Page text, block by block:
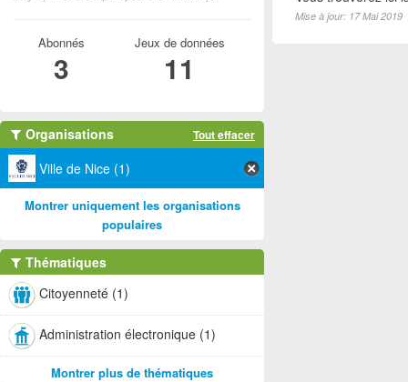
Mise à jour: 17 Mai 2019
Abonnés
3
Jeux de données
11
Organisations Tout effacer
Ville de Nice (1)
Montrer uniquement les organisations
populaires
Thématiques
Citoyenneté (1)
Administration électronique (1)
Montrer plus de thématiques